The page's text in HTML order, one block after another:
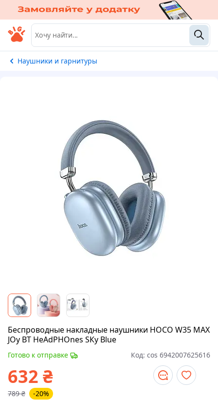
Наушники и гарнитуры
Беспроводные накладные наушники НОСО W35 МАХ
JОу ВТ НeАdРНОnes SКу Вlue
Готово к отправке Код: cos 6942007625616
632 ₴
789 ₴ -20%